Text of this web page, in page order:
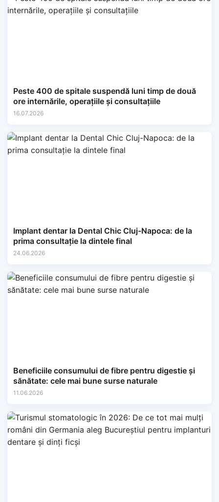
Peste 400 de spitale suspendă luni timp de două
ore internările, operațiile și consultațiile
16.07.2026
Implant dentar la Dental Chic Cluj-Napoca: de la
prima consultație la dintele final
24.06.2026
Beneficiile consumului de fibre pentru digestie și
sănătate: cele mai bune surse naturale
11.06.2026